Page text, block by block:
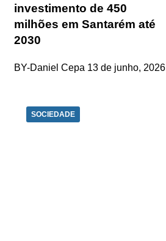
investimento de 450
milhões em Santarém até
2030
BY-Daniel Cepa 13 de junho, 2026
SOCIEDADE